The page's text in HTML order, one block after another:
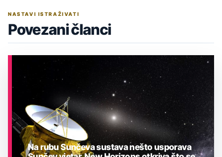
NASTAVI ISTRAŽIVATI
Povezani članci
Na rubu Sunčeva sustava nešto usporava